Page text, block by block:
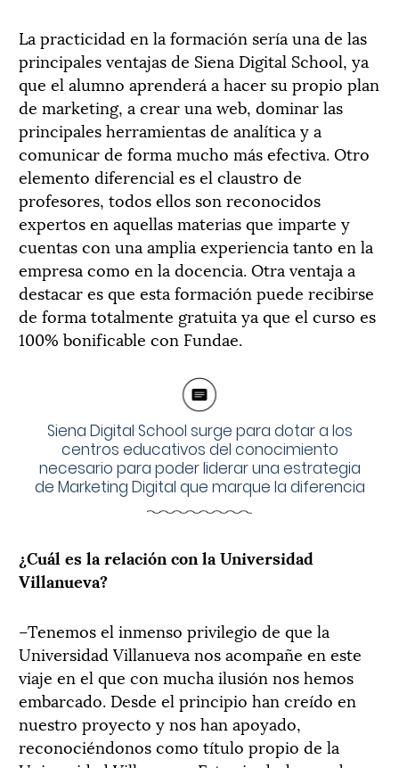
La practicidad en la formación sería una de las
principales ventajas de Siena Digital School, ya
que el alumno aprenderá a hacer su propio plan
de marketing, a crear una web, dominar las
principales herramientas de analítica y a
comunicar de forma mucho más efectiva. Otro
elemento diferencial es el claustro de
profesores, todos ellos son reconocidos
expertos en aquellas materias que imparte y
cuentas con una amplia experiencia tanto en la
empresa como en la docencia. Otra ventaja a
destacar es que esta formación puede recibirse
de forma totalmente gratuita ya que el curso es
100% bonificable con Fundae.
Siena Digital School surge para dotar a los
centros educativos del conocimiento
necesario para poder liderar una estrategia
de Marketing Digital que marque la diferencia
¿Cuál es la relación con la Universidad
Villanueva?
–Tenemos el inmenso privilegio de que la
Universidad Villanueva nos acompañe en este
viaje en el que con mucha ilusión nos hemos
embarcado. Desde el principio han creído en
nuestro proyecto y nos han apoyado,
reconociéndonos como título propio de la